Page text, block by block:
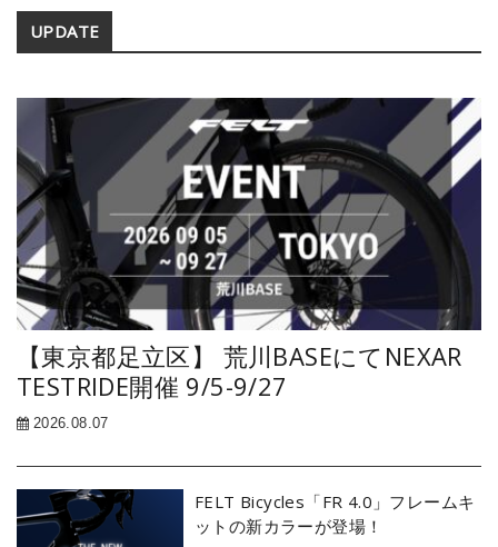
Secondary
UPDATE
【東京都足立区】 荒川BASEにてNEXAR
TESTRIDE開催 9/5-9/27
2026.08.07
FELT Bicycles「FR 4.0」フレームキ
ットの新カラーが登場！